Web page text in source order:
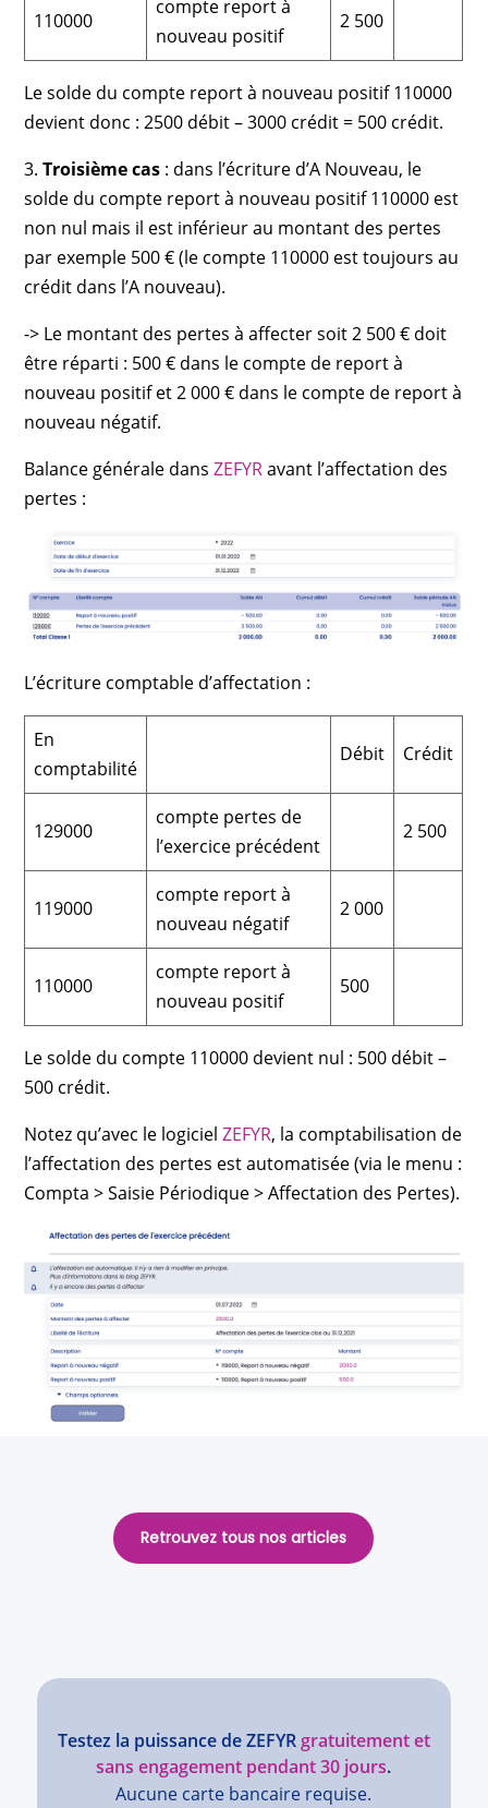
110000
compte report à
nouveau positif
2 500
Le solde du compte report à nouveau positif 110000
devient donc : 2500 débit – 3000 crédit = 500 crédit.
3.Troisième cas : dans l’écriture d’A Nouveau, le
solde du compte report à nouveau positif 110000 est
non nul mais il est inférieur au montant des pertes
par exemple 500 € (le compte 110000 est toujours au
crédit dans l’A nouveau).
-> Le montant des pertes à affecter soit 2 500 € doit
être réparti : 500 € dans le compte de report à
nouveau positif et 2 000 € dans le compte de report à
nouveau négatif.
Balance générale dansZEFYRavant l’affectation des
pertes :
L’écriture comptable d’affectation :
En
comptabilité
Débit Crédit
129000
compte pertes de
l’exercice précédent
2 500
119000
compte report à
nouveau négatif
2 000
110000
compte report à
nouveau positif
500
Le solde du compte 110000 devient nul : 500 débit –
500 crédit.
Notez qu’avec le logicielZEFYR, la comptabilisation de
l’affectation des pertes est automatisée (via le menu :
Compta > Saisie Périodique > Affectation des Pertes).
Retrouvez tous nos articles
Testez la puissance de ZEFYR gratuitement et
sans engagement pendant 30 jours.
Aucune carte bancaire requise.